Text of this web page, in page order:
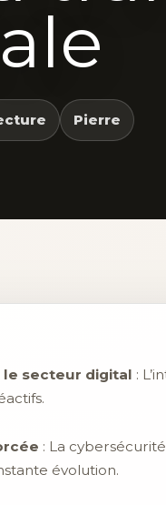
Pierre
le secteur digital :
: La
évolution.